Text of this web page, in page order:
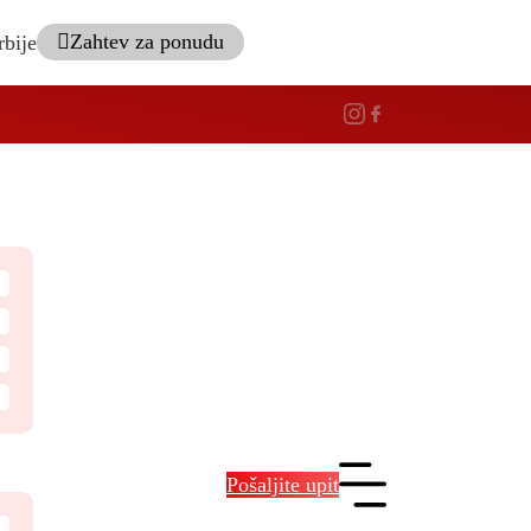
Zahtev za ponudu
Pošaljite upit